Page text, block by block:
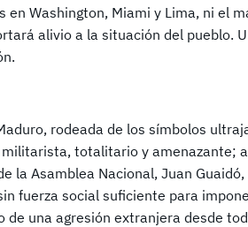
en Washington, Miami y Lima, ni el
alivio a la situación del pueblo.
rodeada de los símbolos
totalitario y amenazante;
la Asamblea Nacional, Juan
fuerza social suficiente para
una agresión extranjera desde